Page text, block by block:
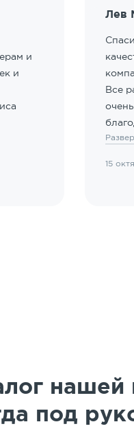
и
и
Лев
Все
15
нашей
под